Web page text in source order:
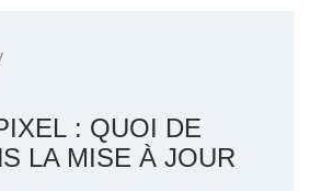
: QUOI DE
LA MISE À JOUR